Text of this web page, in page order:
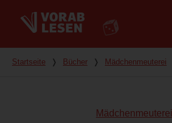
Du bist hier
Startseite ❭ Bücher ❭ Mädchenmeuterei
Mädchenmeuterei